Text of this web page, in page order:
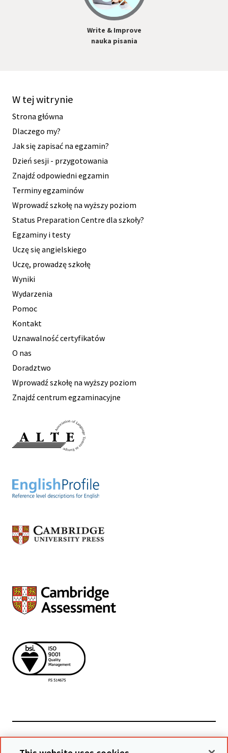
Write & Improve
nauka pisania
W tej witrynie
Strona główna
Dlaczego my?
Jak się zapisać na egzamin?
Dzień sesji - przygotowania
Znajdź odpowiedni egzamin
Terminy egzaminów
Wprowadź szkołę na wyższy poziom
Status Preparation Centre dla szkoły?
Egzaminy i testy
Uczę się angielskiego
Uczę, prowadzę szkołę
Wyniki
Wydarzenia
Pomoc
Kontakt
Uznawalność certyfikatów
O nas
Doradztwo
Wprowadź szkołę na wyższy poziom
Znajdź centrum egzaminacyjne
Powiązane witryny